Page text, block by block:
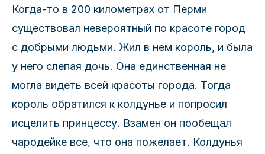
Когда-то в 200 километрах от Перми
существовал невероятный по красоте город
с добрыми людьми. Жил в нем король, и была
у него слепая дочь. Она единственная не
могла видеть всей красоты города. Тогда
король обратился к колдунье и попросил
исцелить принцессу. Взамен он пообещал
чародейке все, что она пожелает. Колдунья